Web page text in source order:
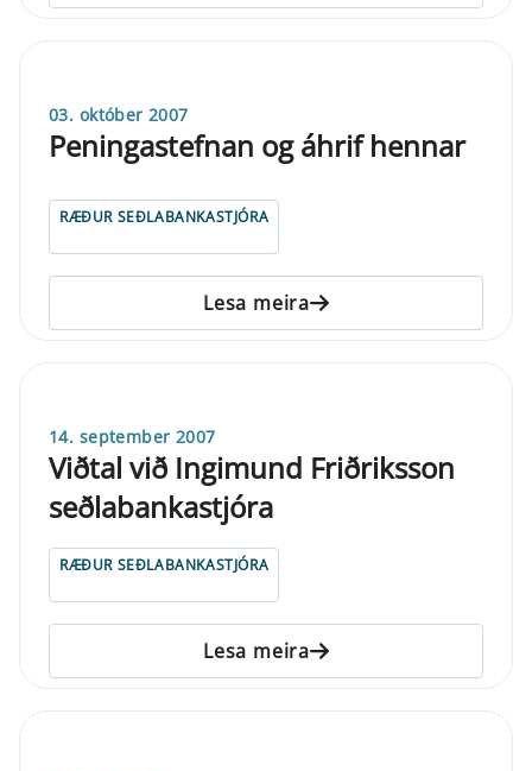
03. október 2007
Peningastefnan og áhrif hennar
RÆÐUR SEÐLABANKASTJÓRA
Lesa meira
14. september 2007
Viðtal við Ingimund Friðriksson
seðlabankastjóra
RÆÐUR SEÐLABANKASTJÓRA
Lesa meira